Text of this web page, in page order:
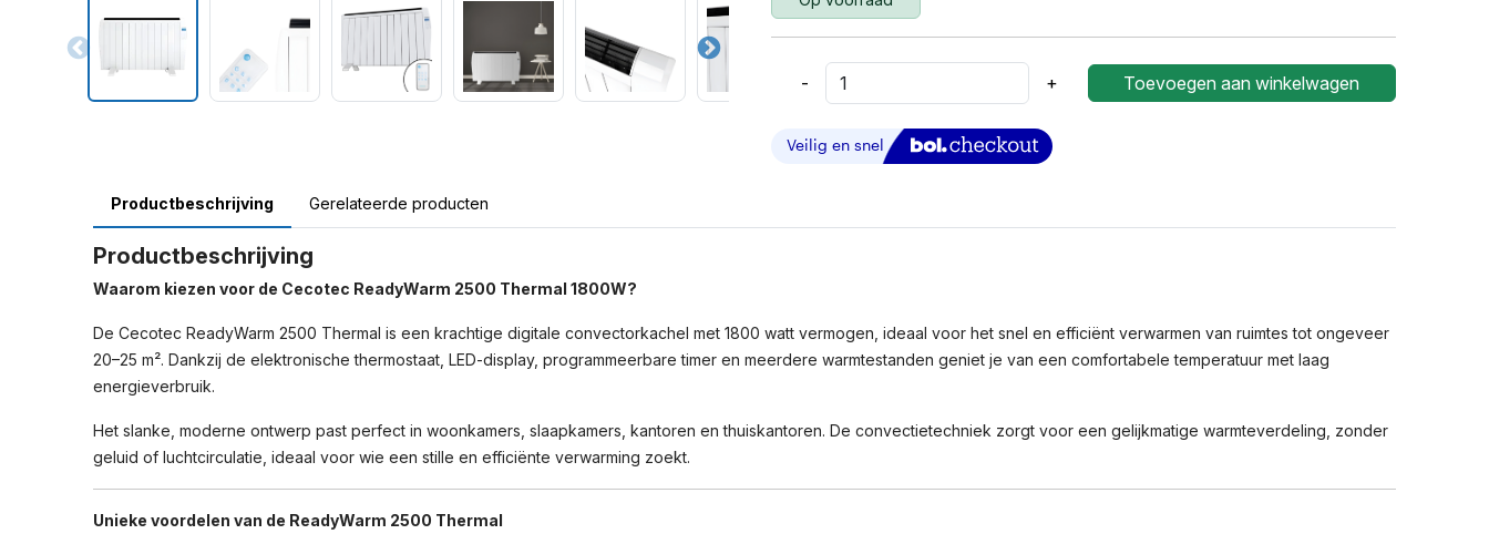
-
Cecotec
2500
Digitale
+ Toevoegen aan winkelwagen
Productbeschrijving Gerelateerde producten
Productbeschrijving
Waarom kiezen voor de Cecotec ReadyWarm 2500 Thermal 1800W?
De Cecotec ReadyWarm 2500 Thermal is een krachtige digitale convectorkachel met 1800 watt vermogen, ideaal voor het snel en efficiënt verwarmen van ruimtes tot ongeveer
20–25 m². Dankzij de elektronische thermostaat, LED-display, programmeerbare timer en meerdere warmtestanden geniet je van een comfortabele temperatuur met laag
energieverbruik.
Het slanke, moderne ontwerp past perfect in woonkamers, slaapkamers, kantoren en thuiskantoren. De convectietechniek zorgt voor een gelijkmatige warmteverdeling, zonder
geluid of luchtcirculatie, ideaal voor wie een stille en efficiënte verwarming zoekt.
Unieke voordelen van de ReadyWarm 2500 Thermal